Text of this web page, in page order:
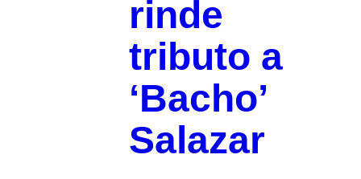
rinde
tributo a
‘Bacho’
Salazar